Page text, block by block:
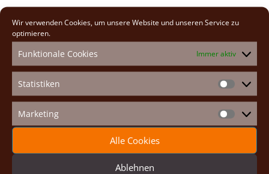
Wir verwenden Cookies, um unsere Website und unseren Service zu
optimieren.
Funktionale Cookies Immer aktiv
Statistiken
Marketing Marketing
Alle Cookies
Ablehnen
Datum
Zeit
Stunden Minuten
Verkehrsmittel